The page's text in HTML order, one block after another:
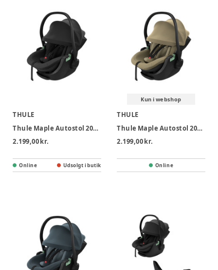
THULE
Thule Maple Autostol 2026 - Black
2.199,00 kr.
Online Udsolgt i butik
Kun i webshop
THULE
Thule Maple Autostol 2026 - Faded Khaki
2.199,00 kr.
Online